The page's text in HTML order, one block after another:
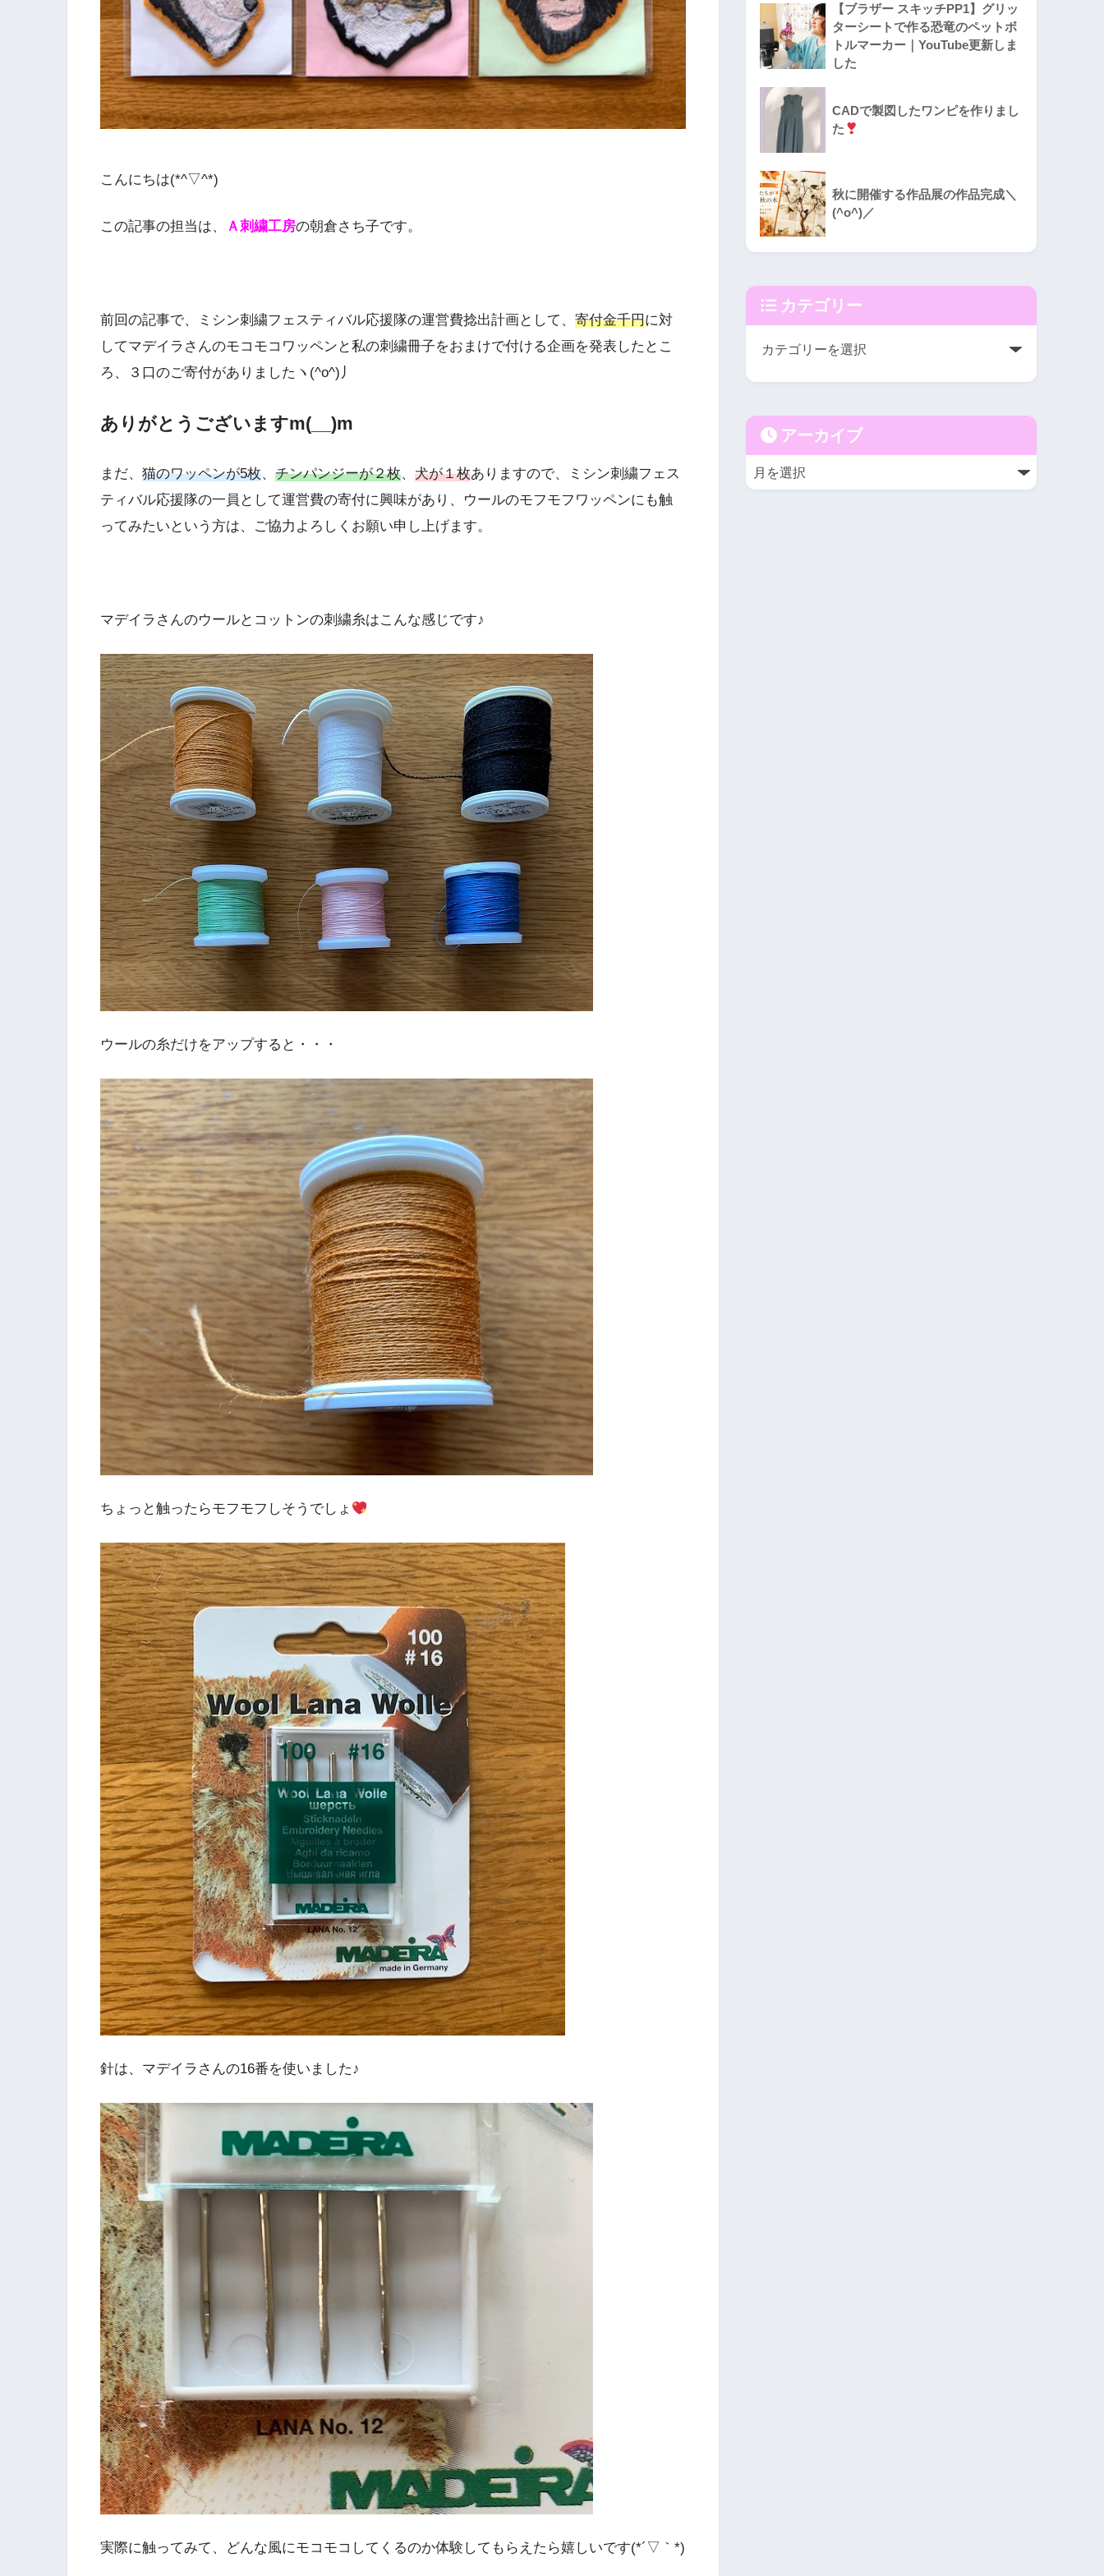
こんにちは(*^▽^*)
この記事の担当は、 Ａ刺繍工房の朝倉さち子です。
前回の記事で、ミシン刺繍フェスティバル応援隊の運営費捻出計画として、 寄付金千円に対
してマデイラさんのモコモコワッペンと私の刺繍冊子をおまけで付ける企画を発表したとこ
ろ、３口のご寄付がありましたヽ(^o^)丿
ありがとうございますm(__)m
まだ、 猫のワッペンが5枚、 チンパンジーが２枚、 犬が１枚ありますので、ミシン刺繍フェス
ティバル応援隊の一員として運営費の寄付に興味があり、ウールのモフモフワッペンにも触
ってみたいという方は、ご協力よろしくお願い申し上げます。
マデイラさんのウールとコットンの刺繍糸はこんな感じです♪
ウールの糸だけをアップすると・・・
ちょっと触ったらモフモフしそうでしょ
針は、マデイラさんの16番を使いました♪
実際に触ってみて、どんな風にモコモコしてくるのか体験してもらえたら嬉しいです(*´▽｀*)
【ブラザー スキッチPP1】グリッ
ターシートで作る恐竜のペットボ
トルマーカー｜YouTube更新しま
した
CADで製図したワンピを作りまし
た
秋に開催する作品展の作品完成＼
(^o^)／
カテゴリー
アーカイブ